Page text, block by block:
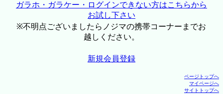
ガラホ・ガラケー・ログインできない方はこちらから
お試し下さい
※不明点ございましたらノジマの携帯コーナーまでお
越しください。
新規会員登録
ページトップへ
マイページへ
サイトトップへ